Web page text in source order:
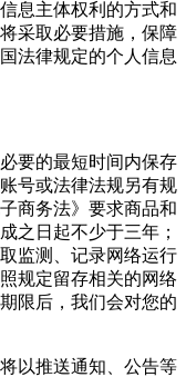
息主体权利的方式和
采取必要措施，保障
法律规定的个人信息
要的最短时间内保存
号或法律法规另有规
商务法》要求商品和
之日起不少于三年；
监测、记录网络运行
规定留存相关的网络
限后，我们会对您的
以推送通知、公告等